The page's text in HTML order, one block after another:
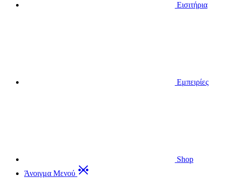
Εισιτήρια
Εμπειρίες
Shop
Άνοιγμα Μενού